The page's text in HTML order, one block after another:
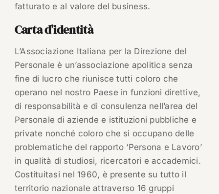
fatturato e al valore del business.
Carta d’identità
L’Associazione Italiana per la Direzione del
Personale è un’associazione apolitica senza
fine di lucro che riunisce tutti coloro che
operano nel nostro Paese in funzioni direttive,
di responsabilità e di consulenza nell’area del
Personale di aziende e istituzioni pubbliche e
private nonché coloro che si occupano delle
problematiche del rapporto ‘Persona e Lavoro’
in qualità di studiosi, ricercatori e accademici.
Costituitasi nel 1960, è presente su tutto il
territorio nazionale attraverso 16 gruppi